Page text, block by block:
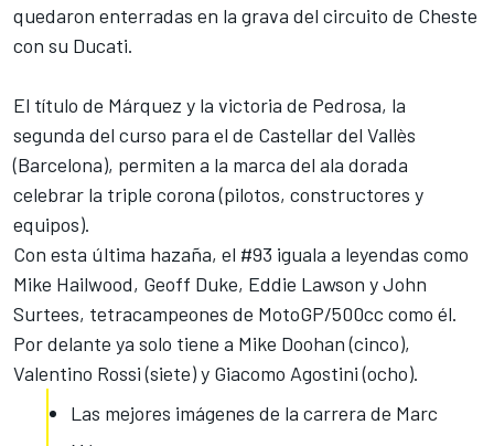
quedaron enterradas en la grava del circuito de Cheste
con su Ducati.
El título de Márquez y la victoria de Pedrosa, la
segunda del curso para el de Castellar del Vallès
(Barcelona), permiten a la marca del ala dorada
celebrar la triple corona (pilotos, constructores y
equipos).
Con esta última hazaña, el #93 iguala a leyendas como
Mike Hailwood, Geoff Duke, Eddie Lawson y John
Surtees, tetracampeones de MotoGP/500cc como él.
Por delante ya solo tiene a Mike Doohan (cinco),
Valentino Rossi (siete) y Giacomo Agostini (ocho).
Las mejores imágenes de la carrera de Marc